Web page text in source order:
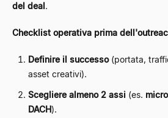
del deal.
Checklist operativa prima
Definire il successo(portata,
asset creativi).
Scegliere almeno 2 assi (es.
DACH).